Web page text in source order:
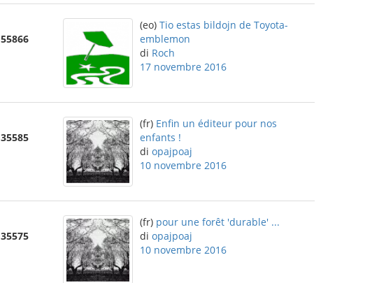
55866
(eo) Tio estas bildojn de Toyota-
emblemon
di Roch
17 novembre 2016
35585
(fr) Enfin un éditeur pour nos
enfants !
di opajpoaj
10 novembre 2016
35575
(fr) pour une forêt 'durable' ...
di opajpoaj
10 novembre 2016